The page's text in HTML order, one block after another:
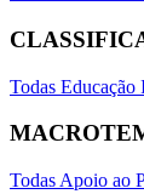
Todas Educação
Todas Apoio ao